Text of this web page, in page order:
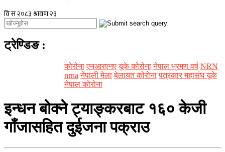
ट्रेण्डिङ :
कोरोना एनआरएनए यूके कोरोना नेपाल भ्रमण वर्ष NRN
nrna नेपाली मेला बेलायत कोरोना पत्रकार महासंघ यूके
नेपाल कोरोना
इन्धन बोक्ने ट्याङ्करबाट १६० केजी
गाँजासहित दुईजना पक्राउ